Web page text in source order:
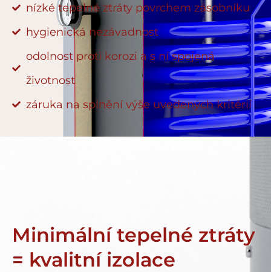
nízké tepelné ztráty povrchem zásobníku
hygienická nezávadnost
odolnost proti korozi a s ní spojená
životnost
záruka na splnění výše uvedených kritérií
Minimální tepelné ztráty
= kvalitní izolace